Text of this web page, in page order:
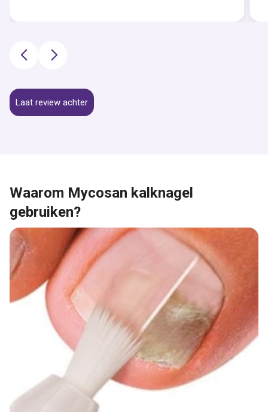
Laat review achter
Waarom Mycosan kalknagel
gebruiken?